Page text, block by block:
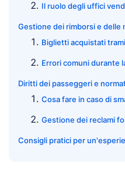
Il ruolo degli uffici
Gestione dei rimborsi e delle
Biglietti acquistati
Errori comuni durante
Diritti dei passeggeri e
Cosa fare in caso di
Gestione dei reclami
Consigli pratici per